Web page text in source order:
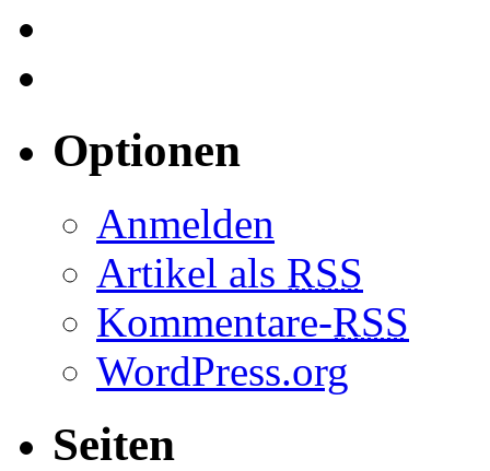
Optionen
Anmelden
Artikel als RSS
Kommentare-RSS
WordPress.org
Seiten